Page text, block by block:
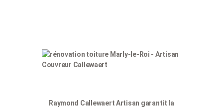
Raymond Callewaert Artisan garantit la